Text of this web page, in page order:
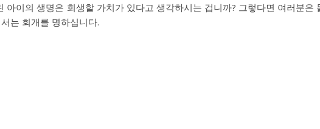
아이의 생명은 희생할 가치가 있다고 생각하시는 겁니까? 그렇다면 여러분은
는 회개를 명하십니다.